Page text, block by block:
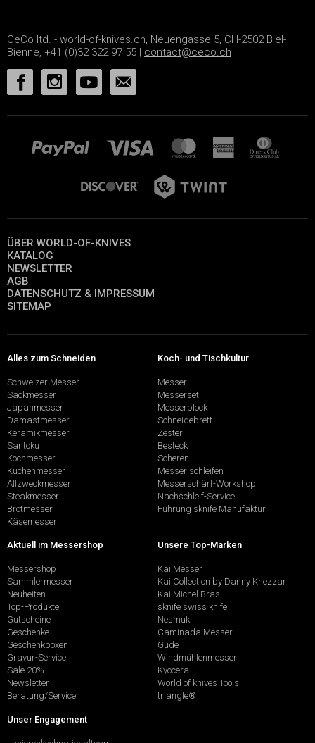
CeCo ltd. - world-of-knives.ch, Neuengasse 5, CH-2502 Biel-
Bienne, +41 (0)32 322 97 55 | contact@ceco.ch
ÜBER WORLD-OF-KNIVES
KATALOG
NEWSLETTER
AGB
DATENSCHUTZ & IMPRESSUM
SITEMAP
Alles zum Schneiden
Schweizer Messer
Sackmesser
Japanmesser
Damastmesser
Keramikmesser
Santoku
Kochmesser
Küchenmesser
Allzweckmesser
Steakmesser
Brotmesser
Käsemesser
Koch- und Tischkultur
Messer
Messerset
Messerblock
Schneidebrett
Zester
Besteck
Scheren
Messer schleifen
Messerschärf-Workshop
Nachschleif-Service
Führung sknife Manufaktur
Aktuell im Messershop
Messershop
Sammlermesser
Neuheiten
Top-Produkte
Gutscheine
Geschenke
Geschenkboxen
Gravur-Service
Sale 20%
Newsletter
Beratung/Service
Unsere Top-Marken
Kai Messer
Kai Collection by Danny Khezzar
Kai Michel Bras
sknife swiss knife
Nesmuk
Caminada Messer
Güde
Windmühlenmesser
Kyocera
World of knives Tools
triangle®
Unser Engagement